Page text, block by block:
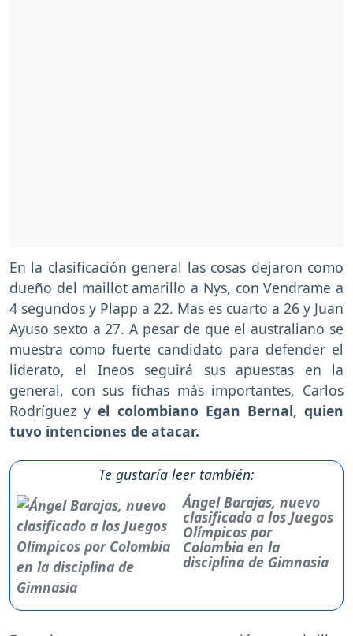
En la clasificación general las cosas dejaron como
dueño del maillot amarillo a Nys, con Vendrame a
4 segundos y Plapp a 22. Mas es cuarto a 26 y Juan
Ayuso sexto a 27. A pesar de que el australiano se
muestra como fuerte candidato para defender el
liderato, el Ineos seguirá sus apuestas en la
general, con sus fichas más importantes, Carlos
Rodríguez y el colombiano Egan Bernal, quien
tuvo intenciones de atacar.
Te gustaría leer también:
Ángel Barajas, nuevo
clasificado a los Juegos
Olímpicos por
Colombia en la
disciplina de Gimnasia